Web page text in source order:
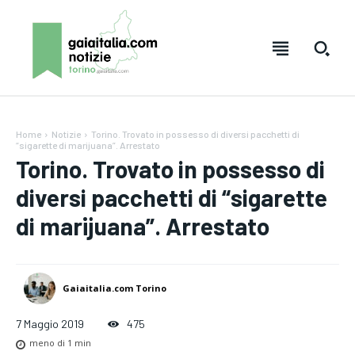
Testo:
Testo:
Home Notizie
Torino. Trovato in possesso di diversi pacchetti di
“sigarette di marijuana”. Arrestato
Torino. Trovato in possesso di
diversi pacchetti di “sigarette
di marijuana”. Arrestato
Gaiaitalia.com Torino
7 Maggio 2019 475
meno di 1 min